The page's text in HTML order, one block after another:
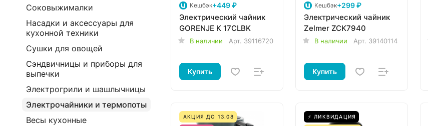
Кешбэк+449 ₽
Электрический чайник
GORENJE K 17CLBK
В наличии Арт. 39116720
Купить
Кешбэк+299 ₽
Электрический чайник
Zelmer ZCK7940
В наличии Арт. 39140114
Купить
АКЦИЯ ДО 13.08 ⚡ ЛИКВИДАЦИЯ
Соковыжималки
Насадки и аксессуары для
кухонной техники
Сушки для овощей
Сэндвичницы и приборы для
выпечки
Электрогрили и шашлычницы
Электрочайники и термопоты
Весы кухонные